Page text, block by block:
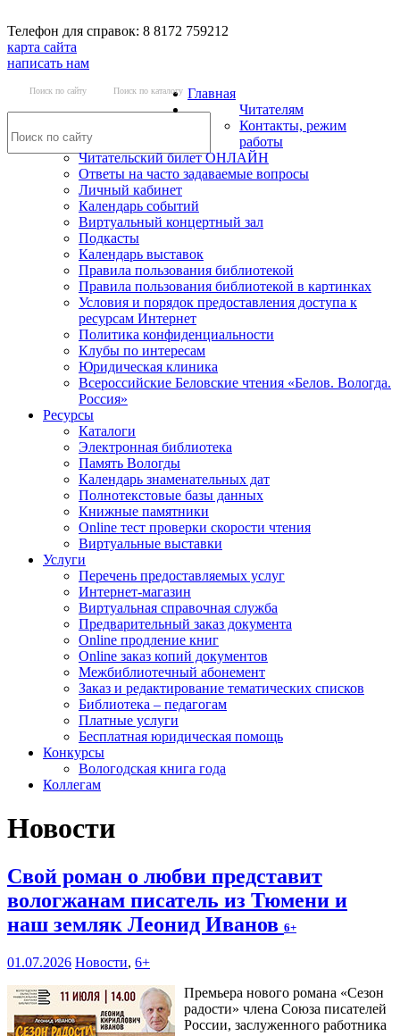
Телефон для справок: 8 8172 759212
карта сайта
написать нам
Поиск по сайту Поиск по каталогу Главная
Читателям
Контакты, режим
работы
Читательский билет ОНЛАЙН
Ответы на часто задаваемые вопросы
Личный кабинет
Календарь событий
Виртуальный концертный зал
Подкасты
Календарь выставок
Правила пользования библиотекой
Правила пользования библиотекой в картинках
Условия и порядок предоставления доступа к
ресурсам Интернет
Политика конфиденциальности
Клубы по интересам
Юридическая клиника
Всероссийские Беловские чтения «Белов. Вологда.
Россия»
Ресурсы
Каталоги
Электронная библиотека
Память Вологды
Календарь знаменательных дат
Полнотекстовые базы данных
Книжные памятники
Online тест проверки скорости чтения
Виртуальные выставки
Услуги
Перечень предоставляемых услуг
Интернет-магазин
Виртуальная справочная служба
Предварительный заказ документа
Online продление книг
Online заказ копий документов
Межбиблиотечный абонемент
Заказ и редактирование тематических списков
Библиотека – педагогам
Платные услуги
Бесплатная юридическая помощь
Конкурсы
Вологодская книга года
Коллегам
Новости
Свой роман о любви представит
вологжанам писатель из Тюмени и
наш земляк Леонид Иванов 6+
01.07.2026 Новости, 6+
Премьера нового романа «Сезон
радости» члена Союза писателей
России, заслуженного работника